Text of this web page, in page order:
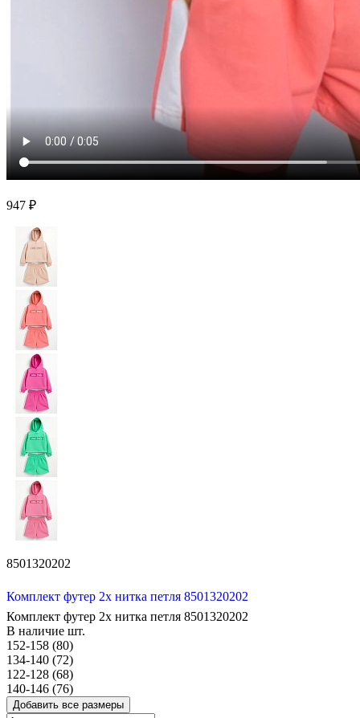
947 ₽
8501320202
Комплект футер 2х нитка петля 8501320202
Комплект футер 2х нитка петля 8501320202
В наличие шт.
152-158 (80)
134-140 (72)
122-128 (68)
140-146 (76)
Добавить все размеры